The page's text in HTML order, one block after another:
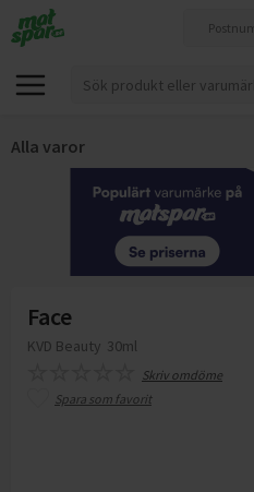
Alla varor
Face
KVD Beauty 30ml
Skriv omdöme
Spara som favorit